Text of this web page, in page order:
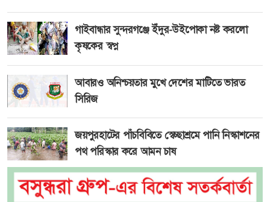
গাইবান্ধার সুন্দরগঞ্জে ইঁদুর-উইপোকা নষ্ট করলো
কৃষকের স্বপ্ন
আবারও অনিশ্চয়তার মুখে দেশের মাটিতে ভারত
সিরিজ
জয়পুরহাটের পাঁচবিবিতে স্বেচ্ছাশ্রমে পানি নিস্কাশনের
পথ পরিস্কার করে আমন চাষ